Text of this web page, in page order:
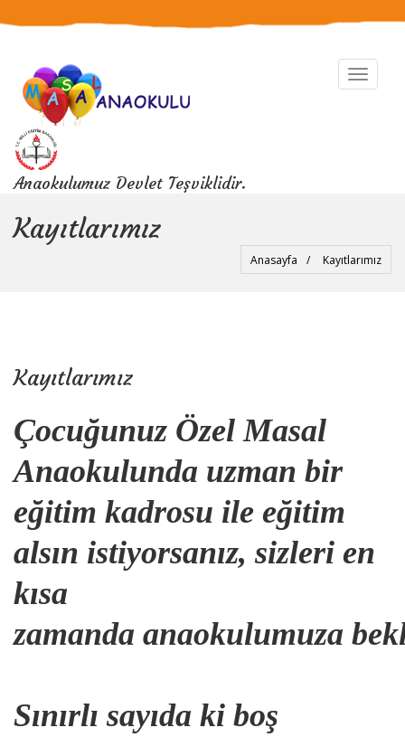
Toggle
Anaokulumuz Devlet Teşviklidir.
Kayıtlarımız
Anasayfa Kayıtlarımız
Kayıtlarımız
Çocuğunuz Özel Masal
Anaokulunda uzman bir
eğitim kadrosu ile eğitim
alsın istiyorsanız, sizleri en
kısa
zamanda anaokulumuza
Sınırlı sayıda ki boş